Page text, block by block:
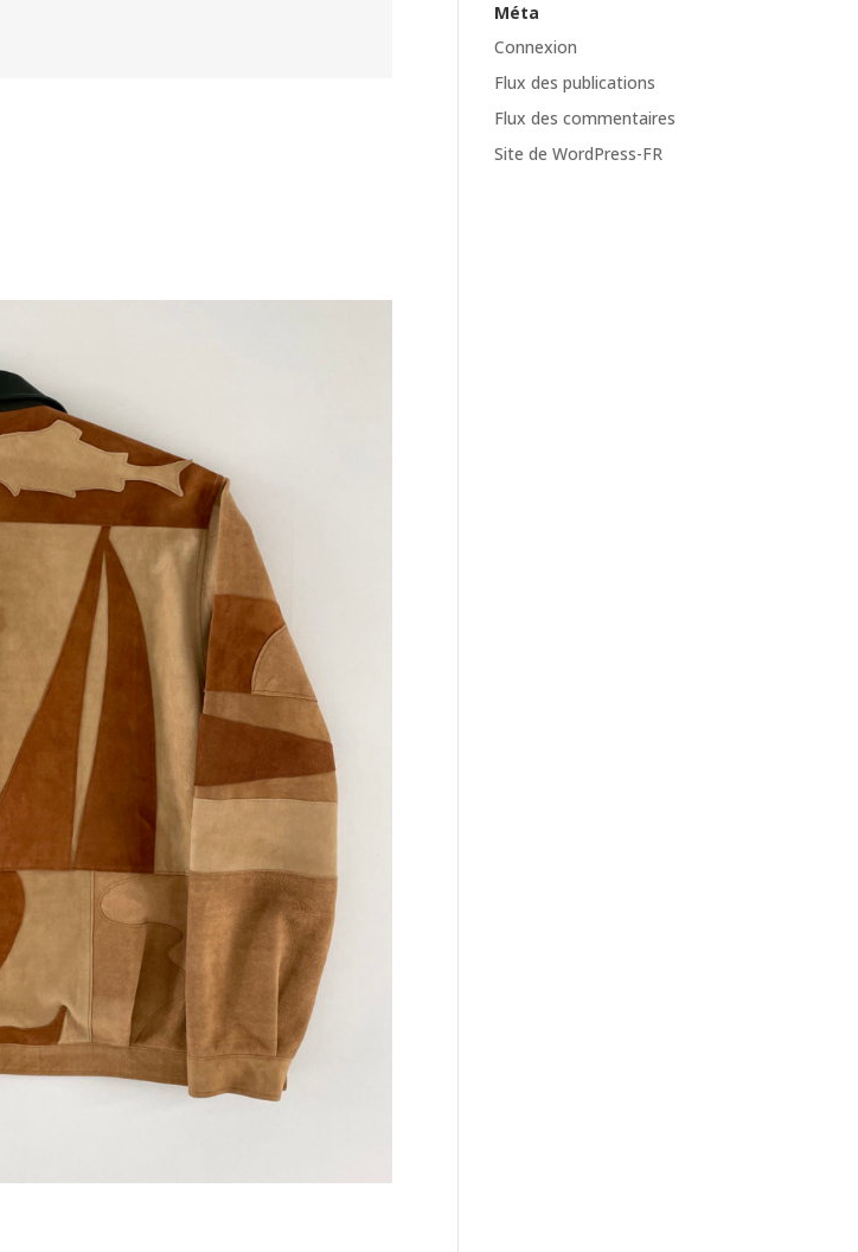
Méta
Connexion
Flux des publications
Flux des commentaires
Site de WordPress-FR